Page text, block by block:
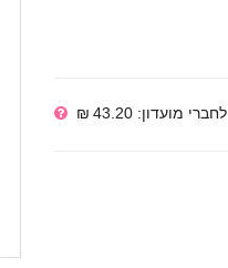
לחברי מועדון: 43.20 ₪